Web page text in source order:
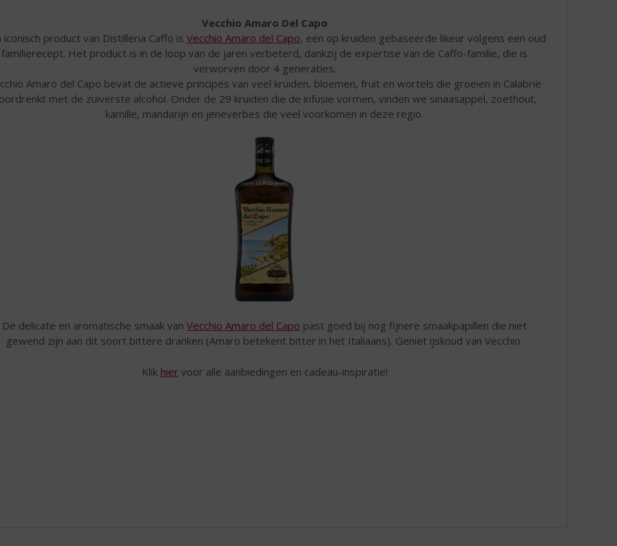
Vecchio Amaro Del Capo
iconisch product van Distilleria Caffo is Vecchio Amaro del Capo, een op kruiden gebaseerde likeur volgens een oud
familierecept. Het product is in de loop van de jaren verbeterd, dankzij de expertise van de Caffo-familie, die is
verworven door 4 generaties.
Amaro del Capo bevat de actieve principes van veel kruiden, bloemen, fruit en wortels die groeien in Calabrië
met de zuiverste alcohol. Onder de 29 kruiden die de infusie vormen, vinden we sinaasappel, zoethout,
kamille, mandarijn en jeneverbes die veel voorkomen in deze regio.
De delicate en aromatische smaak van Vecchio Amaro del Capo past goed bij nog fijnere smaakpapillen die niet
gewend zijn aan dit soort bittere dranken (Amaro betekent bitter in het Italiaans). Geniet ijskoud van Vecchio.
Klik hiervoor alle aanbiedingen en cadeau-inspiratie!